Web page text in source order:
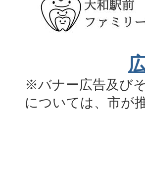
※バナー広告及び
については、市が